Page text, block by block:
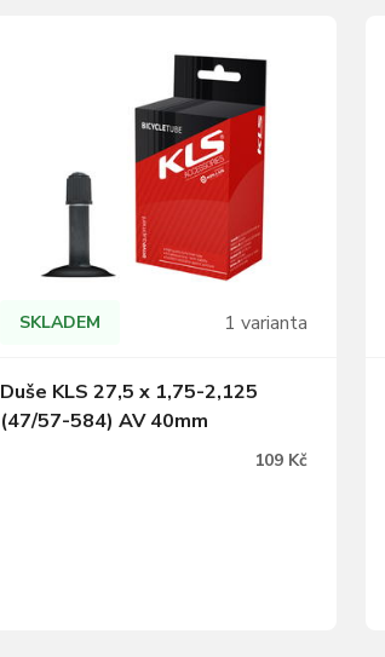
SKLADEM 1 varianta
Duše KLS 27,5 x 1,75-2,125
(47/57-584) AV 40mm
109 Kč